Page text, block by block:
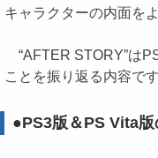
キャラクターの内面を
“AFTER STORY”は
ことを振り返る内容で
●PS3版＆PS Vita版